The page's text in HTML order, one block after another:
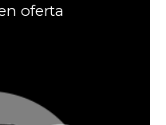
oferta